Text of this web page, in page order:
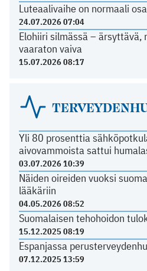
Luteaalivaihe on normaali
24.07.2026 07:04
Elohiiri silmässä – ärsyttävä,
vaaraton vaiva
15.07.2026 08:17
Yli 80 prosenttia
aivovammoista sattui
03.07.2026 10:39
Näiden oireiden vuoksi
lääkäriin
04.05.2026 08:52
Suomalaisen tehohoidon
15.12.2025 08:19
Espanjassa
07.12.2025 13:59